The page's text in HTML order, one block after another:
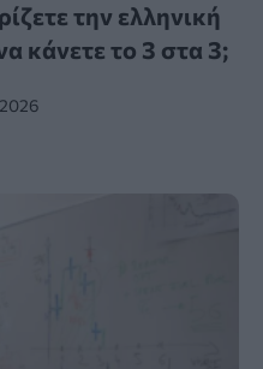
την ελληνική
κάνετε το 3 στα 3;